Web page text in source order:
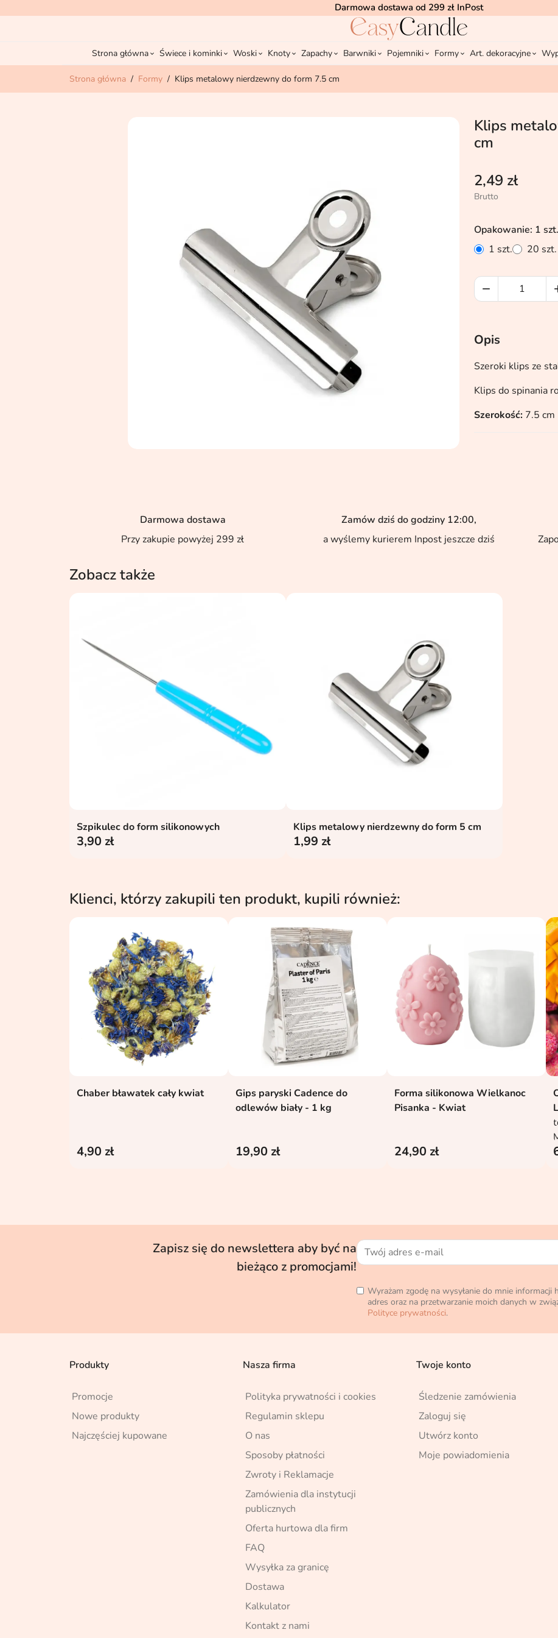
Darmowa dostawa od 299 zł InPost
Strona główna Świece i kominki Woski Knoty Zapachy Barwniki Pojemniki Formy Art. dekoracyjne
Strona główna Formy Klips metalowy nierdzewny do form 7.5 cm
Klips
cm
2,49 zł
Brutto
Opakowanie: 1 szt.
1 szt.
20 szt.

Opis
Szeroki klips ze
Klips do spinania
Szerokość: 7.5 cm
Darmowa dostawa
Przy zakupie powyżej 299 zł
Zamów dziś do godziny 12:00,
a wyślemy kurierem Inpost jeszcze dziś
Zobacz także
Dodaj do koszyka
Szpikulec do form silikonowych
3,90 zł
Dodaj do koszyka
Klips metalowy nierdzewny do form 5 cm
1,99 zł
Klienci, którzy zakupili ten produkt, kupili również:
Dodaj do koszyka
Chaber bławatek cały kwiat
4,90 zł
Dodaj do koszyka
Gips paryski Cadence do
odlewów biały - 1 kg
19,90 zł
Dodaj do koszyka
Forma silikonowa Wielkanoc
Pisanka - Kwiat
24,90 zł
Zapisz się do newslettera aby być na
bieżąco z promocjami!
Wyrażam zgodę na wysyłanie do mnie informacji
adres oraz na przetwarzanie moich danych w
Polityce prywatności.
Produkty
Promocje
Nowe produkty
Najczęściej kupowane
Nasza firma
Polityka prywatności i cookies
Regulamin sklepu
O nas
Sposoby płatności
Zwroty i Reklamacje
Zamówienia dla instytucji
publicznych
Oferta hurtowa dla firm
FAQ
Wysyłka za granicę
Dostawa
Kalkulator
Kontakt z nami
Twoje konto
Śledzenie zamówienia
Zaloguj się
Utwórz konto
Moje powiadomienia